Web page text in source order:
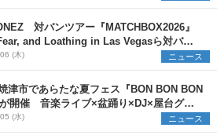
対バンツアー『MATCHBOX2026』
and Loathing in Las Vegasら対バン
ストを一斉解禁
(木) ニュース
津市であらたな夏フェス『BON BON BON
開催 音楽ライブ×盆踊り×DJ×屋台グル
ンナイトで彩る2日間
(水) ニュース